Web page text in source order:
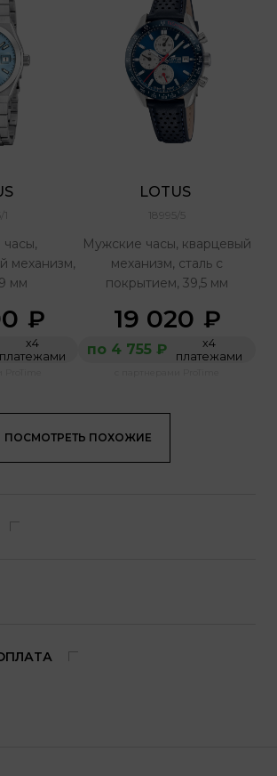
1
механизм,
мм
₽
х4
платежами
LOTUS
18995/5
Мужские часы, кварцевый
механизм, сталь с
покрытием, 39,5 мм
19 020 ₽
по 4 755 ₽
х4
платежами
ПОСМОТРЕТЬ ПОХОЖИЕ